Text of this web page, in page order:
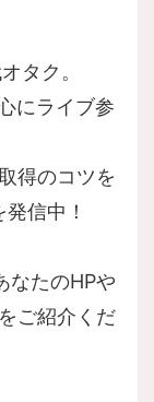
タク。
にライブ参
得のコツを
信中！
なたのHPや
ご紹介くだ